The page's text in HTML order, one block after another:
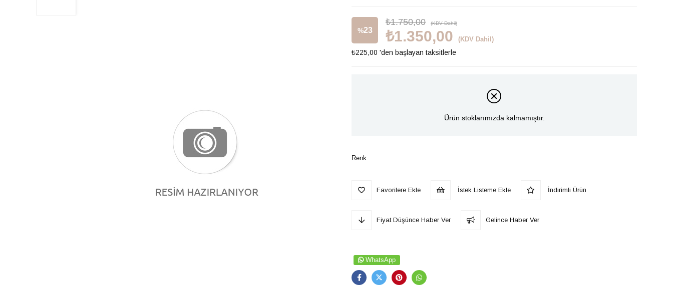
%23
İndirim
₺1.750,00 (KDV Dahil)
₺1.350,00 (KDV Dahil)
₺225,00 'den başlayan taksitlerle
Ürün stoklarımızda kalmamıştır.
Renk
Favorilere Ekle İstek Listeme Ekle İndirimli Ürün
Fiyat Düşünce Haber Ver Gelince Haber Ver
WhatsApp